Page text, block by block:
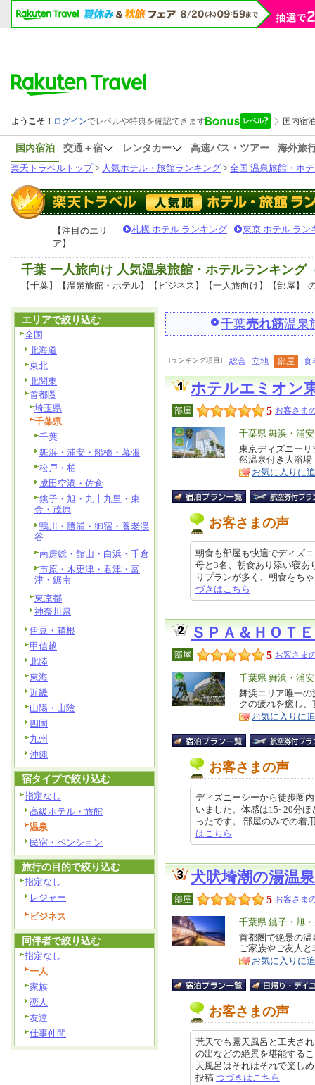
国内宿泊 交通＋宿 レンタカー 高速バス・ツアー
海外旅
楽天トラベルトップ> 人気ホテル・旅館ランキング > 全国 温泉旅館・ホ
【注目のエリ
ア】
札幌 ホテル ランキング 東京 ホテル ラン
千葉 一人旅向け 人気温泉旅館・ホテルランキング
【千葉】【温泉旅館・ホテル】【ビジネス】【一人旅向け】【部屋】
千葉売れ筋温泉
[ランキング項目] 総合 立地 部屋 食
ホテルエミオン
部屋 5 お客さま
エ
リ
ア
千葉県 舞浜・浦
特
徴
東京ディズニー
然温泉付き大浴
お気に入りに
お客さまの声
朝食も部屋も快適でディズ
母と3名、朝食あり添い寝あ
りプランが多く、朝食をち
づきはこちら
ＳＰＡ＆ＨＯＴ
部屋 5 お客さま
エ
リ
ア
千葉県 舞浜・浦
特
徴
舞浜エリア唯一
クの疲れを癒し
お気に入りに
お客さまの声
ディズニーシーから徒歩圏
いました。体感は15~20分
ったです。 部屋のみでの
はこちら
犬吠埼潮の湯温
部屋 5 お客さま
エ
リ
ア
千葉県 銚子・旭
特
徴
首都圏で絶景の
ご家族やご友人
お気に入りに
お客さまの声
荒天でも露天風呂と工夫さ
の出などの絶景を堪能する
天風呂はそれはそれで楽し
投稿 つづきはこちら
エリアで絞り込む
全国
北海道
東北
北関東
首都圏
埼玉県
千葉県
千葉
舞浜・浦安・船橋・幕張
松戸・柏
成田空港・佐倉
銚子・旭・九十九里・東
金・茂原
鴨川・勝浦・御宿・養老渓
谷
南房総・館山・白浜・千倉
市原・木更津・君津・富
津・鋸南
東京都
神奈川県
伊豆・箱根
甲信越
北陸
東海
近畿
山陽・山陰
四国
九州
沖縄
宿タイプで絞り込む
指定なし
高級ホテル・旅館
温泉
民宿・ペンション
旅行の目的で絞り込む
指定なし
レジャー
ビジネス
同伴者で絞り込む
指定なし
一人
家族
恋人
友達
仕事仲間